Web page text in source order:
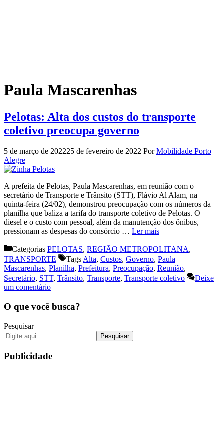
Paula Mascarenhas
Pelotas: Alta dos custos do transporte
coletivo preocupa governo
5 de março de 202225 de fevereiro de 2022 PorMobilidade Porto
Alegre
A prefeita de Pelotas, Paula Mascarenhas, em reunião com o
secretário de Transporte e Trânsito (STT), Flávio Al Alam, na
quinta-feira (24/02), demonstrou preocupação com os números da
planilha que baliza a tarifa do transporte coletivo de Pelotas. O
diesel e o custo com pessoal, além da manutenção dos ônibus,
pressionam as despesas do consórcio … Ler mais
Categorias PELOTAS, REGIÃO METROPOLITANA,
TRANSPORTE
TagsAlta, Custos, Governo, Paula
Mascarenhas, Planilha, Prefeitura, Preocupação, Reunião,
Secretário, STT, Trânsito, Transporte, Transporte coletivo
Deixe
um comentário
O que você busca?
Pesquisar
Pesquisar
Publicidade